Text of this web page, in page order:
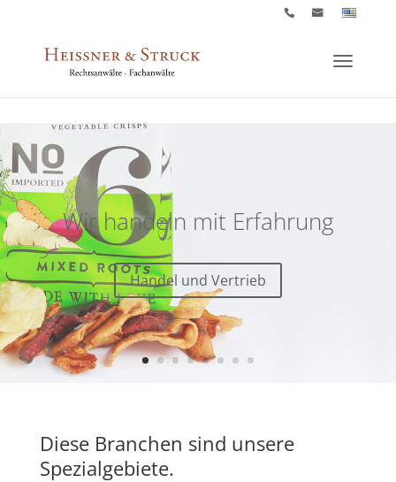
Wir handeln mit Erfahrung
Handel und Vertrieb
Diese Branchen sind unsere
Spezialgebiete.